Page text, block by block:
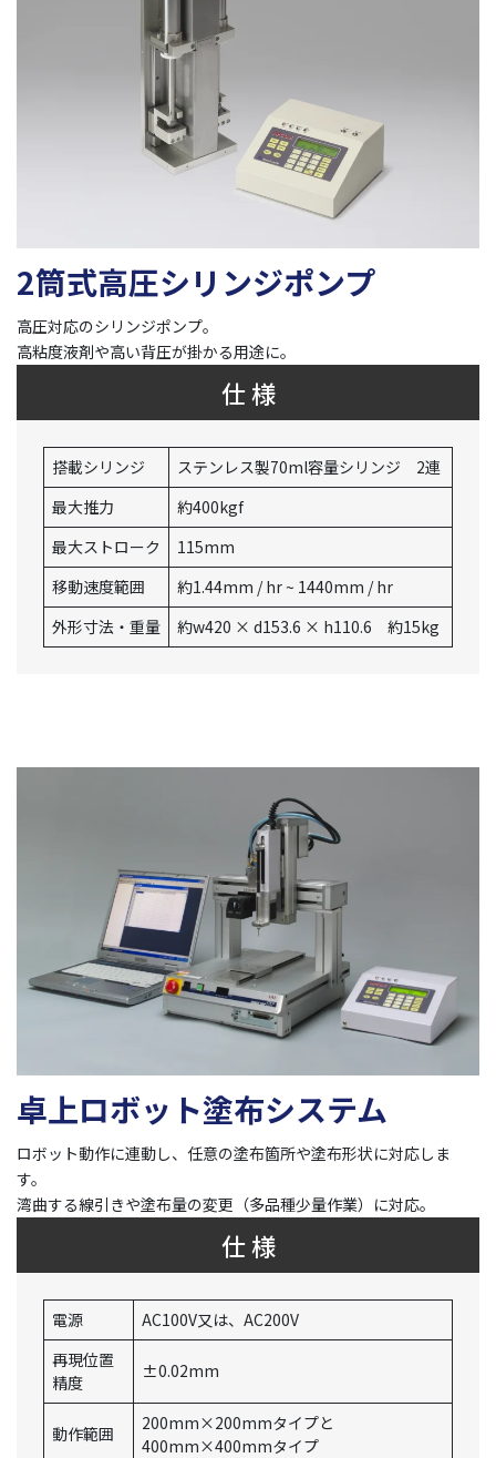
2筒式高圧シリンジポンプ
高圧対応のシリンジポンプ。
高粘度液剤や高い背圧が掛かる用途に。
仕 様
搭載シリンジ
ステンレス製70ml容量シリンジ 2連
最大推力
約400kgf
最大ストローク
115mm
移動速度範囲
約1.44mm / hr ~ 1440mm / hr
外形寸法・重量
約w420 × d153.6 × h110.6 約15kg
卓上ロボット塗布システム
ロボット動作に連動し、任意の塗布箇所や塗布形状に対応しま
す。
湾曲する線引きや塗布量の変更（多品種少量作業）に対応。
仕 様
電源
AC100V又は、AC200V
再現位置
精度
±0.02mm
動作範囲
200mm×200mmタイプと
400mm×400mmタイプ